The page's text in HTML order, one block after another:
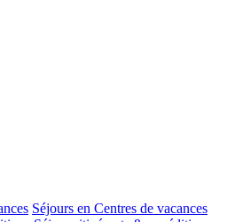
Séjours en Centres de vacances